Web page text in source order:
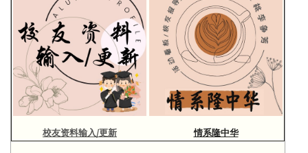
校友资料输入/更新 情系隆中华